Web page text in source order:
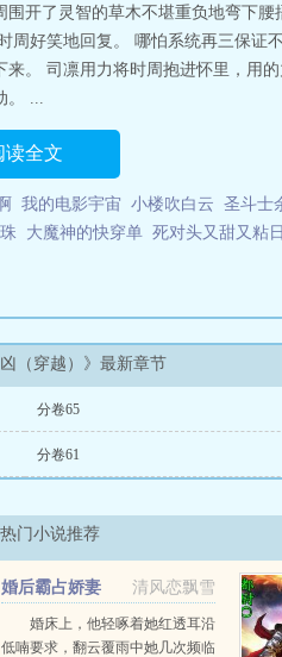
开了灵智的草木不堪重负地弯下
好笑地回复。 哪怕系统再三保证
。 司凛用力将时周抱进怀里，用
。 ...
读全文
我的电影宇宙 小楼吹白云 圣斗士
大魔神的快穿单 死对头又甜又粘
凶（穿越）》最新章节
分卷65
分卷61
门小说推荐
清风恋飘雪
婚后霸占娇妻
婚床上，他轻啄着她红透耳沿
低喃要求，翻云覆雨中她几次频临